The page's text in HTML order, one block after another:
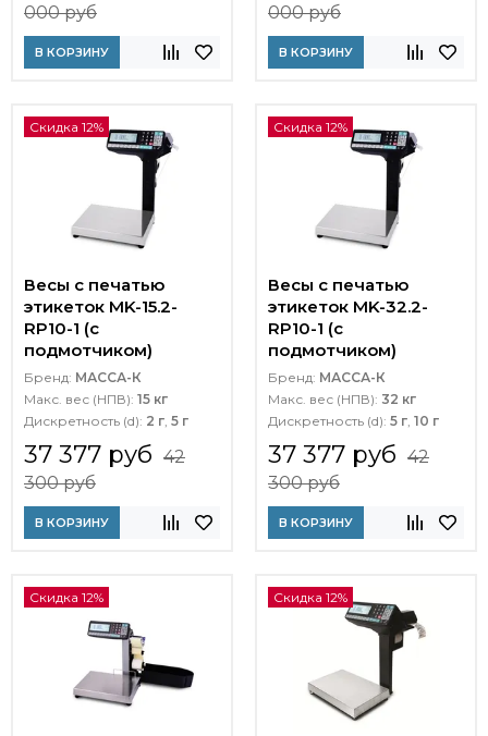
000 руб
В КОРЗИНУ
000 руб
В КОРЗИНУ
Скидка 12%
Весы с печатью
этикеток MK-15.2-
RP10-1 (с
подмотчиком)
Бренд: МАССА-К
Макс. вес (НПВ): 15 кг
Дискретность (d): 2 г, 5 г
37 377 руб 42
300 руб
В КОРЗИНУ
Скидка 12%
Весы с печатью
этикеток MK-32.2-
RP10-1 (с
подмотчиком)
Бренд: МАССА-К
Макс. вес (НПВ): 32 кг
Дискретность (d): 5 г, 10 г
37 377 руб 42
300 руб
В КОРЗИНУ
Скидка 12% Скидка 12%